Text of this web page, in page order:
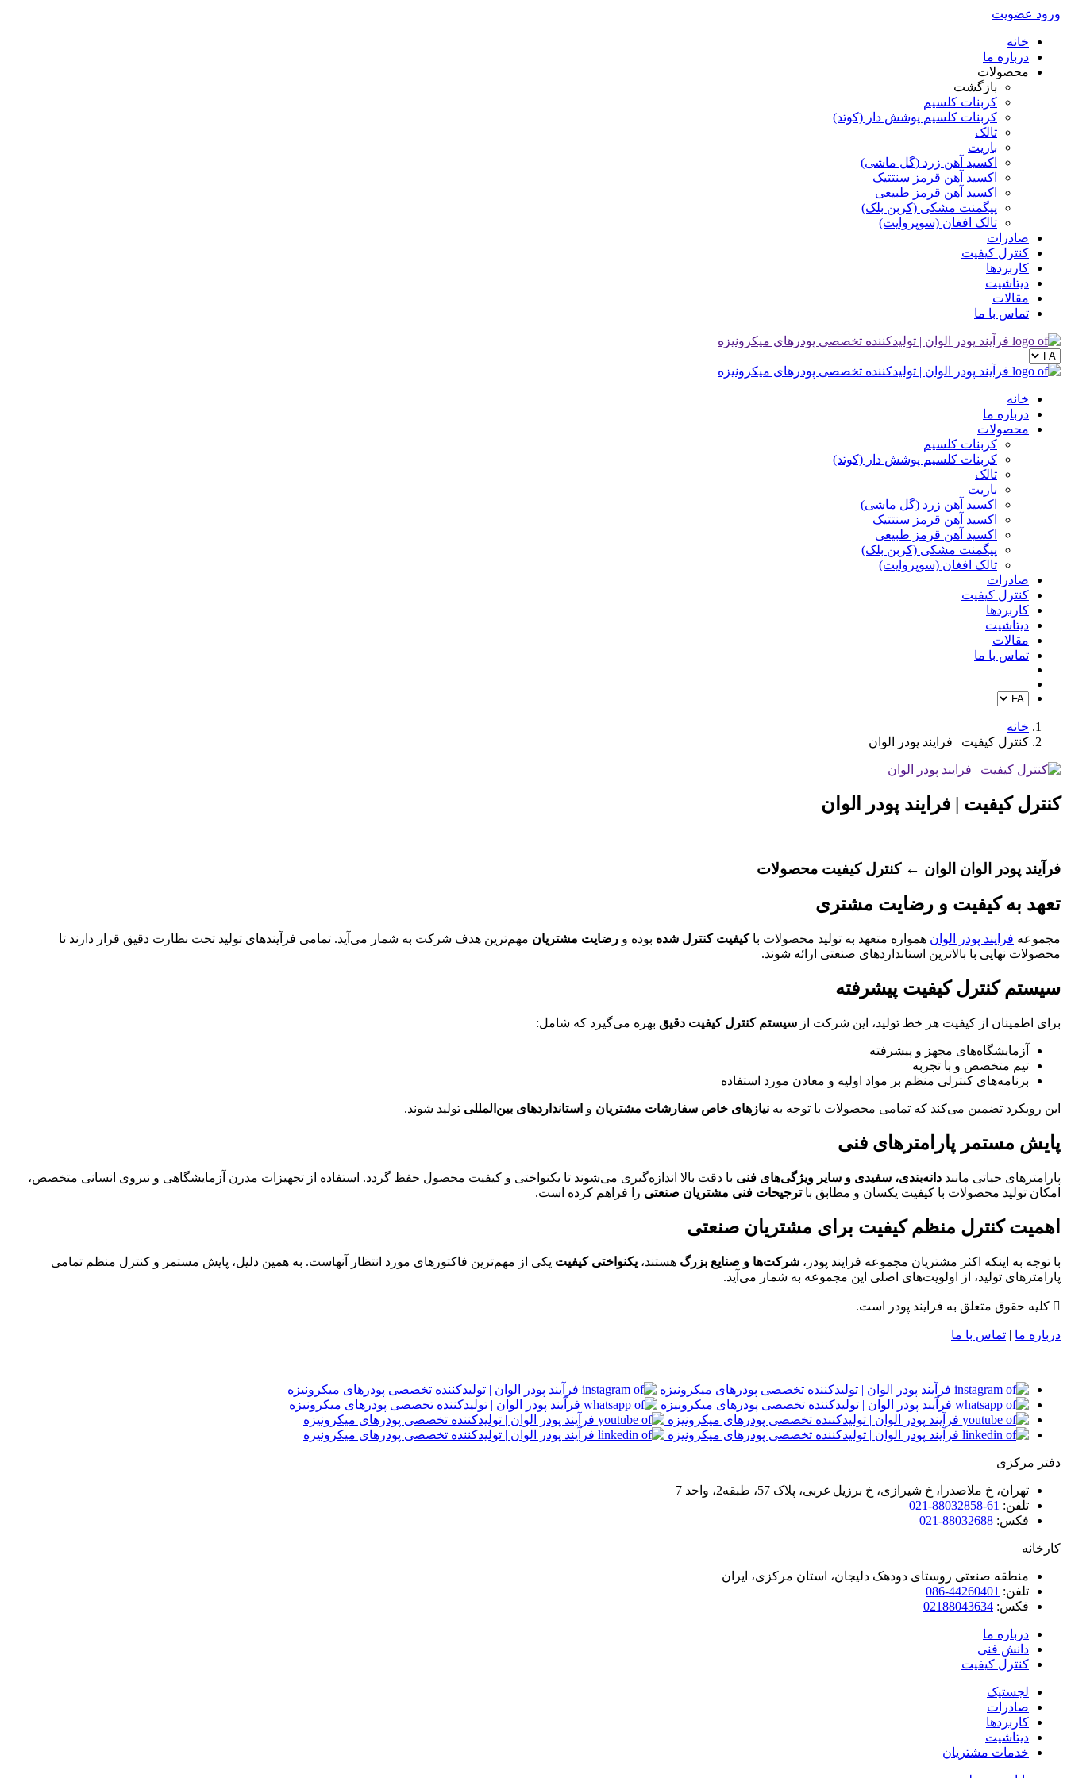
ورود عضویت
خانه
درباره ما
محصولات
بازگشت
کربنات کلسیم
کربنات کلسیم پوشش دار (کوتد)
تالک
باریت
اکسید آهن زرد (گل ماشی)
اکسید آهن قرمز سنتتیک
اکسید آهن قرمز طبیعی
پیگمنت مشکی (کربن بلک)
تالک افغان (سوپروایت)
صادرات
کنترل کیفیت
کاربردها
دیتاشیت
مقالات
تماس با ما
خانه
درباره ما
محصولات
کربنات کلسیم
کربنات کلسیم پوشش دار (کوتد)
تالک
باریت
اکسید آهن زرد (گل ماشی)
اکسید آهن قرمز سنتتیک
اکسید آهن قرمز طبیعی
پیگمنت مشکی (کربن بلک)
تالک افغان (سوپروایت)
صادرات
کنترل کیفیت
کاربردها
دیتاشیت
مقالات
تماس با ما
خانه
کنترل کیفیت | فرایند پودر الوان
کنترل کیفیت | فرایند پودر الوان
فرآیند پودر الوان الوان ← کنترل کیفیت محصولات
تعهد به کیفیت و رضایت مشتری
مجموعه فرایند پودر الوان همواره متعهد به تولید محصولات باکیفیت کنترل شده بوده و رضایت مشتریان مهم‌ترین هدف شرکت به شمار می‌آید. تمامی فرآیندهای تولید تحت نظارت دقیق قرار دارند تا
محصولات نهایی با بالاترین استانداردهای صنعتی ارائه شوند.
سیستم کنترل کیفیت پیشرفته
برای اطمینان از کیفیت هر خط تولید، این شرکت از سیستم کنترل کیفیت دقیق بهره می‌گیرد که شامل:
آزمایشگاه‌های مجهز و پیشرفته
تیم متخصص و با تجربه
برنامه‌های کنترلی منظم بر مواد اولیه و معادن مورد استفاده
این رویکرد تضمین می‌کند که تمامی محصولات با توجه به نیازهای خاص سفارشات مشتریان و استانداردهای بین‌المللی تولید شوند.
پایش مستمر پارامترهای فنی
پارامترهای حیاتی مانند دانه‌بندی، سفیدی و سایر ویژگی‌های فنی با دقت بالا اندازه‌گیری می‌شوند تا یکنواختی و کیفیت محصول حفظ گردد. استفاده از تجهیزات مدرن آزمایشگاهی و نیروی انسانی متخصص،
امکان تولید محصولات با کیفیت یکسان و مطابق باترجیحات فنی مشتریان صنعتی را فراهم کرده است.
اهمیت کنترل منظم کیفیت برای مشتریان صنعتی
با توجه به اینکه اکثر مشتریان مجموعه فرایند پودر، شرکت‌ها و صنایع بزرگ هستند، یکنواختی کیفیت یکی از مهم‌ترین فاکتورهای مورد انتظار آنهاست. به همین دلیل، پایش مستمر و کنترل منظم تمامی
پارامترهای تولید، از اولویت‌های اصلی این مجموعه به شمار می‌آید.
 کلیه حقوق متعلق به فرایند پودر است.
درباره ما | تماس با ما
دفتر مرکزی
تهران، خ ملاصدرا، خ شیرازی، خ برزیل غربی، پلاک 57، طبقه2، واحد 7
تلفن: 61-88032858-021
فکس: 88032688-021
کارخانه
منطقه صنعتی روستای دودهک دلیجان، استان مرکزی، ایران
تلفن: 44260401-086
فکس: 02188043634
درباره ما
دانش فنی
کنترل کیفیت
لجستیک
صادرات
کاربردها
دیتاشیت
خدمات مشتریان